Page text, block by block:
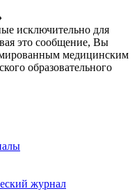
исключительно для
это сообщение, Вы
медицинским
образовательного
журнал